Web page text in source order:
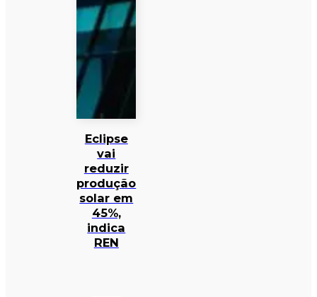
Eclipse
vai
reduzir
produção
solar em
45%,
indica
REN